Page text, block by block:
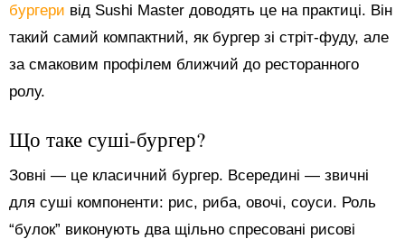
бургери від Sushi Master доводять це на практиці. Він
такий самий компактний, як бургер зі стріт-фуду, але
за смаковим профілем ближчий до ресторанного
ролу.
Що таке суші-бургер?
Зовні — це класичний бургер. Всередині — звичні
для суші компоненти: рис, риба, овочі, соуси. Роль
“булок” виконують два щільно спресовані рисові